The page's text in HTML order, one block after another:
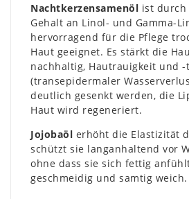
Nachtkerzensamenöl ist durch
Gehalt an Linol- und Gamma-
hervorragend für die Pflege
Haut geeignet. Es stärkt die
nachhaltig, Hautrauigkeit und
(transepidermaler
deutlich gesenkt werden, die
Haut wird regeneriert.
Jojobaöl erhöht die Elastizität
schützt sie langanhaltend vor
ohne dass sie sich fettig
geschmeidig und samtig weich.